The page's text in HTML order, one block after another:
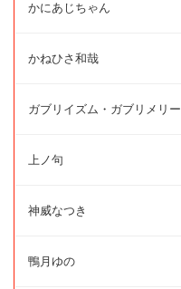
かにあじちゃん
かねひさ和哉
ガブリイズム・ガブリメリー
上ノ句
神威なつき
鴨月ゆの